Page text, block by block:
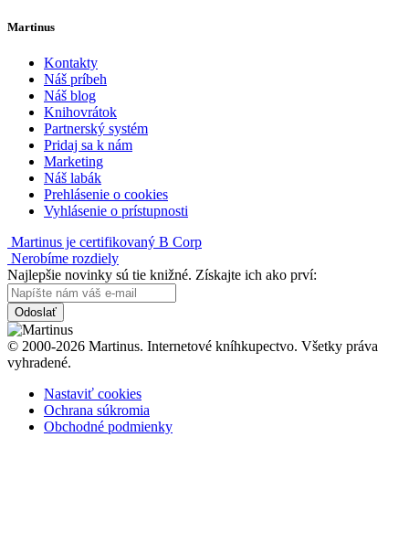
Martinus
Kontakty
Náš príbeh
Náš blog
Knihovrátok
Partnerský systém
Pridaj sa k nám
Marketing
Náš labák
Prehlásenie o cookies
Vyhlásenie o prístupnosti
Martinus je certifikovaný B Corp
Nerobíme rozdiely
Najlepšie novinky sú tie knižné. Získajte ich ako prví:
Odoslať
© 2000-2026 Martinus. Internetové kníhkupectvo. Všetky práva
vyhradené.
Nastaviť cookies
Ochrana súkromia
Obchodné podmienky